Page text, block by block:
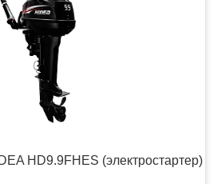
HD9.9FHES (электростартер)